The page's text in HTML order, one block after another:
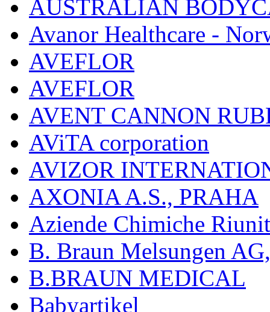
AUSTRALIAN
Avanor Healthcare -
AVEFLOR
AVEFLOR
AVENT CANNON
AViTA corporation
AVIZOR
AXONIA A.S., PRAHA
Aziende Chimiche
B. Braun Melsungen
B.BRAUN MEDICAL
Babyartikel